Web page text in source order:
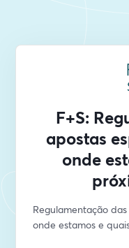
F+S:
apostas
onde
Regulamentação
onde estamos e